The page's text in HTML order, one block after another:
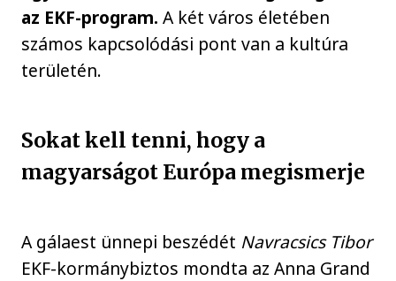
az EKF-program. A két város életében
számos kapcsolódási pont van a kultúra
területén.
Sokat kell tenni, hogy a
magyarságot Európa megismerje
A gálaest ünnepi beszédét Navracsics Tibor
EKF-kormánybiztos mondta az Anna Grand